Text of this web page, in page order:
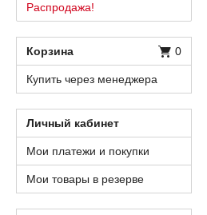
Распродажа!
Корзина 0
Купить через менеджера
Личный кабинет
Мои платежи и покупки
Мои товары в резерве